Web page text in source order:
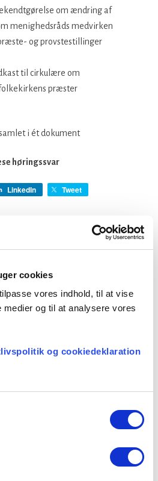
cookies
vores indhold, til at vise
og til at analysere vores
og cookiedeklaration
om ændring af
menighedsråds medvirken
og provstestillinger
til cirkulære om
præster
i ét dokument
høringssvar
LinkedIn Tweet
Konsulent i